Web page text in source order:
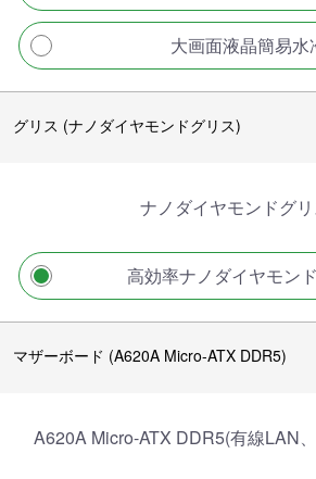
大画面液晶簡易水
グリス (ナノダイヤモンドグリス)
ナノダイヤモンドグ
高効率ナノダイヤモン
マザーボード (A620A Micro-ATX DDR5)
A620A Micro-ATX DDR5(有線LAN